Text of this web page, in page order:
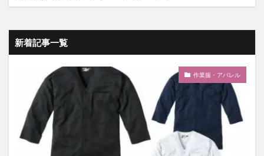
新着記事一覧
作業服・アパレル